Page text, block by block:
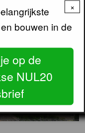
wordt
×
bouwen in de
op de
NUL20